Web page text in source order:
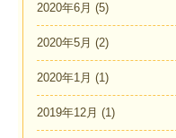
2020年6月 (5)
2020年5月 (2)
2020年1月 (1)
2019年12月 (1)